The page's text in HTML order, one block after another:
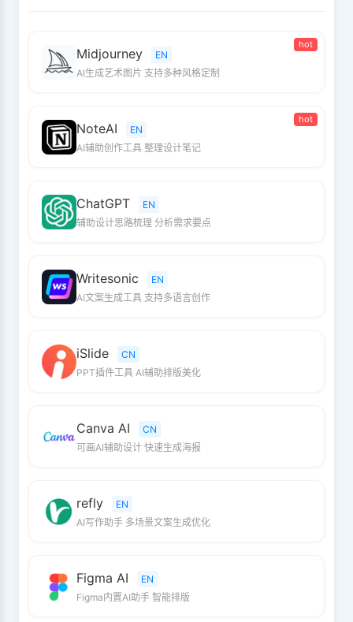
hot
Midjourney
EN
AI生成艺术图片 支持多种风格定制
hot
NoteAI
EN
AI辅助创作工具 整理设计笔记
ChatGPT
EN
辅助设计思路梳理 分析需求要点
Writesonic
EN
AI文案生成工具 支持多语言创作
iSlide
CN
PPT插件工具 AI辅助排版美化
Canva AI
CN
可画AI辅助设计 快速生成海报
refly
EN
AI写作助手 多场景文案生成优化
Figma AI
EN
Figma内置AI助手 智能排版